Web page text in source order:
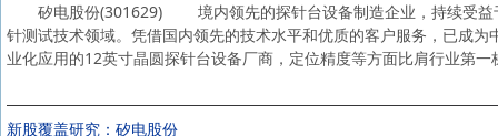
矽电股份(301629) 境内领先的探针台设备制造企业，持续受益
针测试技术领域。凭借国内领先的技术水平和优质的客户服务，已成
业化应用的12英寸晶圆探针台设备厂商，定位精度等方面比肩行业第
新股覆盖研究：矽电股份